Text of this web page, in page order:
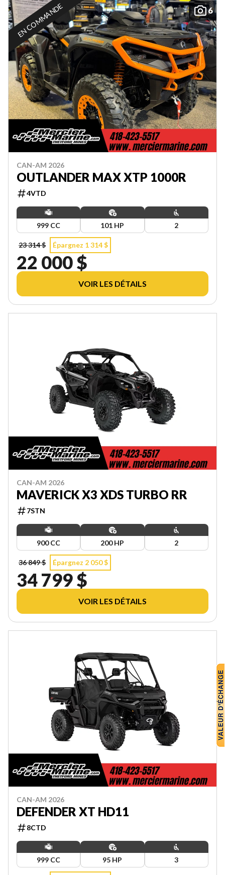
6
EN COMMANDE
CAN-AM 2026
OUTLANDER MAX XTP 1000R
4VTD
999 CC 101 HP 2
23 314 $ Épargnez 1 314 $
22 000 $
VOIR LES DÉTAILS
CAN-AM 2026
MAVERICK X3 XDS TURBO RR
7STN
900 CC 200 HP 2
36 849 $ Épargnez 2 050 $
34 799 $
VOIR LES DÉTAILS
CAN-AM 2026
DEFENDER XT HD11
8CTD
999 CC 95 HP 3